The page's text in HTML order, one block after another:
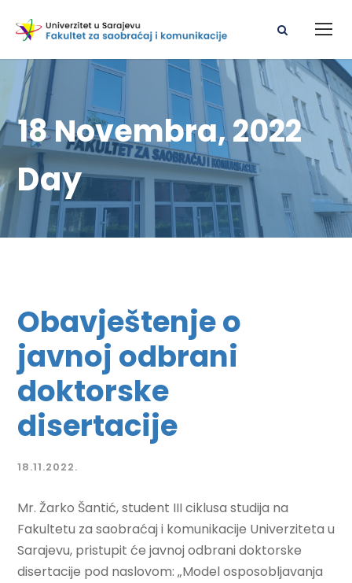
18 Novembra, 2022
Day
Obavještenje o
javnoj odbrani
doktorske
disertacije
18.11.2022.
Mr. Žarko Šantić, student III ciklusa studija na
Fakultetu za saobraćaj i komunikacije Univerziteta u
Sarajevu, pristupit će javnoj odbrani doktorske
disertacije pod naslovom: „Model osposobljavanja